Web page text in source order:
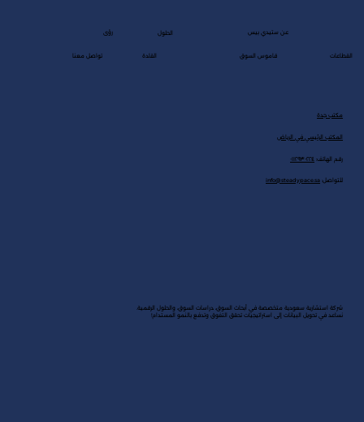
رؤى الحلول عن ستيدي بيس
تواصل معنا القادة قاموس السوق القطاعات
شركة استشارية سعودية متخصصة في أبحاث السوق، دراسات السوق، والحلول الرقمية.
نساعد في تحويل البيانات إلى استراتيجيات تحقق التفوق وتدفع بالنمو المستدام!
مكتب جدة
المكتب الرئيسي في الرياض
رقم الهاتف: ٠١١٢٩٣٠٢٢٤
للتواصل: info@steadypace.sa